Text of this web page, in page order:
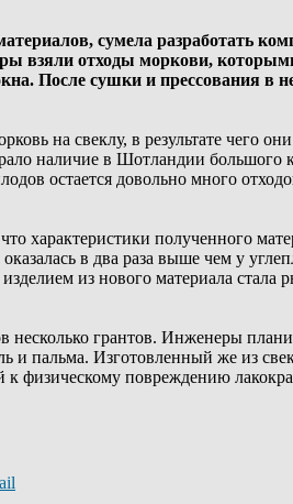
сумела разработать
взяли отходы моркови,
После сушки и прессования
на свеклу, в результате чего
наличие в Шотландии большого
остается довольно много
характеристики полученного
в два раза выше чем у
из нового материала
несколько грантов. Инженеры
и пальма. Изготовленный же из
физическому повреждению